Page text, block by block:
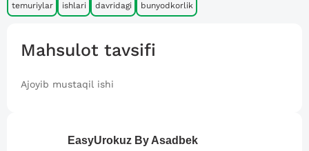
temuriylar ishlari davridagi bunyodkorlik
Mahsulot tavsifi
Ajoyib mustaqil ishi
EasyUrokuz By Asadbek